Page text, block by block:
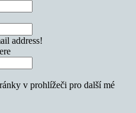
address!
v prohlížeči pro další mé